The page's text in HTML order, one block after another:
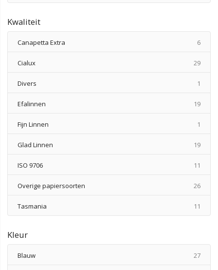
Kwaliteit
Canapetta Extra 6
Cialux 29
Divers 1
Efalinnen 19
Fijn Linnen 1
Glad Linnen 19
ISO 9706 11
Overige papiersoorten 26
Tasmania 11
Kleur
Blauw 27